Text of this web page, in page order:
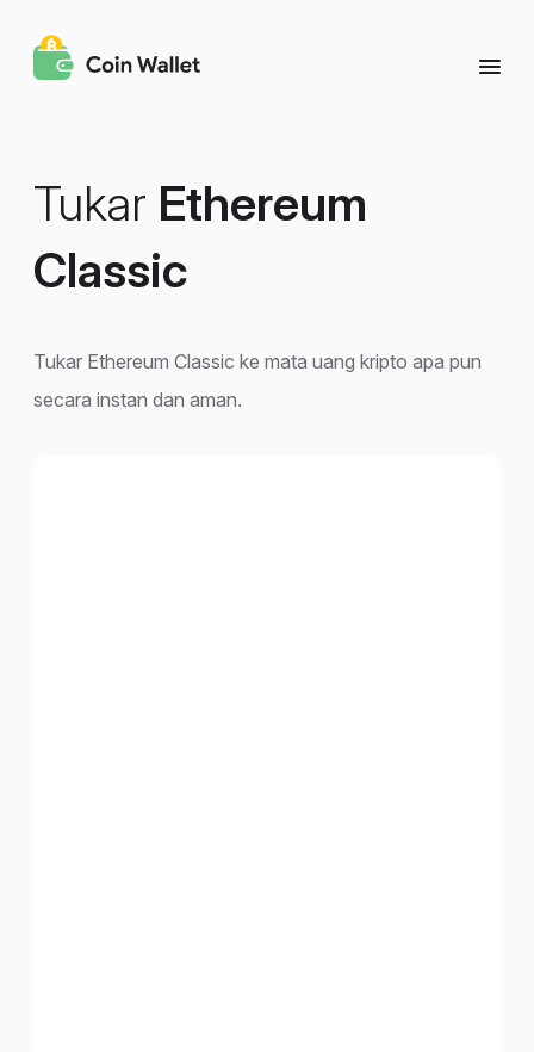
Tukar Ethereum
Classic
Tukar Ethereum Classic ke mata uang kripto apa pun
secara instan dan aman.